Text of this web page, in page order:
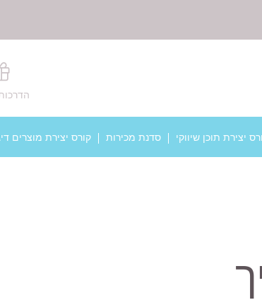
יצירת תוכן שיווקי סדנת מכירות קורס יצירת מוצרים